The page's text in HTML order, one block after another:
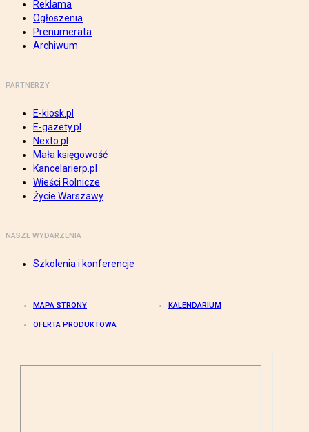
Reklama
Ogłoszenia
Prenumerata
Archiwum
PARTNERZY
E-kiosk.pl
E-gazety.pl
Nexto.pl
Mała księgowość
Kancelarierp.pl
Wieści Rolnicze
Życie Warszawy
NASZE WYDARZENIA
Szkolenia i konferencje
MAPA STRONY KALENDARIUM
OFERTA PRODUKTOWA